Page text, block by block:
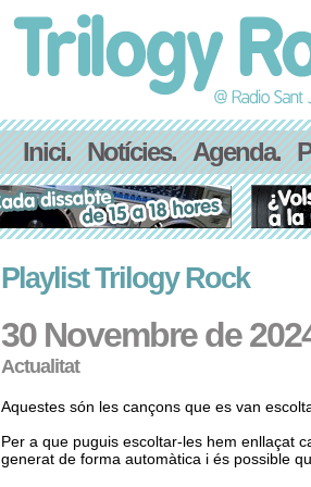
Inici. Notícies. Agenda.
Playlist Trilogy Rock
30 Novembre de
Actualitat
Aquestes són les cançons que es van
Per a que puguis escoltar-les hem enllaçat
generat de forma automàtica i és possible